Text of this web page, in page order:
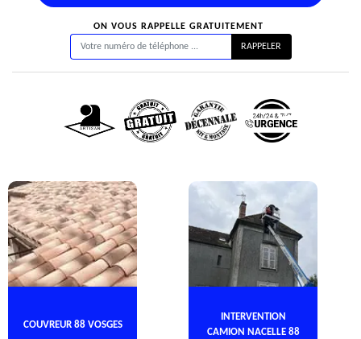
ON VOUS RAPPELLE GRATUITEMENT
COUVREUR 88 VOSGES
INTERVENTION
CAMION NACELLE 88